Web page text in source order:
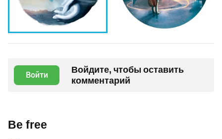
Войти
Войдите, чтобы оставить
комментарий
Be free